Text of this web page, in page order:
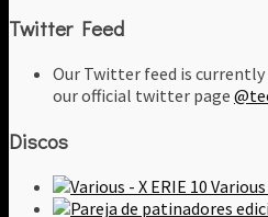
Twitter Feed
Our Twitter feed is
our official twitter page
Discos
Various